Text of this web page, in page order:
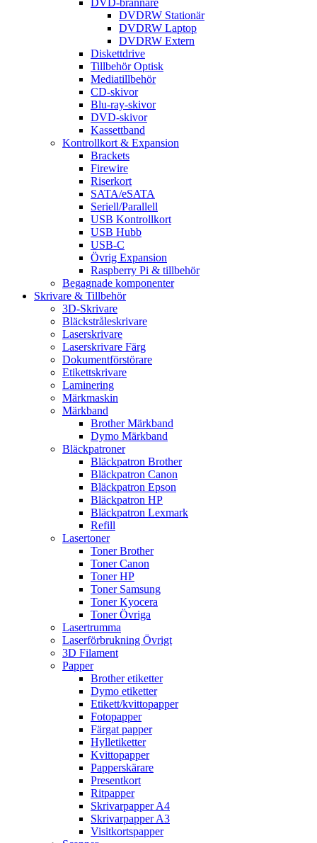
DVD-brännare
DVDRW Stationär
DVDRW Laptop
DVDRW Extern
Diskettdrive
Tillbehör Optisk
Mediatillbehör
CD-skivor
Blu-ray-skivor
DVD-skivor
Kassettband
Kontrollkort & Expansion
Brackets
Firewire
Riserkort
SATA/eSATA
Seriell/Parallell
USB Kontrollkort
USB Hubb
USB-C
Övrig Expansion
Raspberry Pi & tillbehör
Begagnade komponenter
Skrivare & Tillbehör
3D-Skrivare
Bläckstråleskrivare
Laserskrivare
Laserskrivare Färg
Dokumentförstörare
Etikettskrivare
Laminering
Märkmaskin
Märkband
Brother Märkband
Dymo Märkband
Bläckpatroner
Bläckpatron Brother
Bläckpatron Canon
Bläckpatron Epson
Bläckpatron HP
Bläckpatron Lexmark
Refill
Lasertoner
Toner Brother
Toner Canon
Toner HP
Toner Samsung
Toner Kyocera
Toner Övriga
Lasertrumma
Laserförbrukning Övrigt
3D Filament
Papper
Brother etiketter
Dymo etiketter
Etikett/kvittopapper
Fotopapper
Färgat papper
Hylletiketter
Kvittopapper
Papperskärare
Presentkort
Ritpapper
Skrivarpapper A4
Skrivarpapper A3
Visitkortspapper